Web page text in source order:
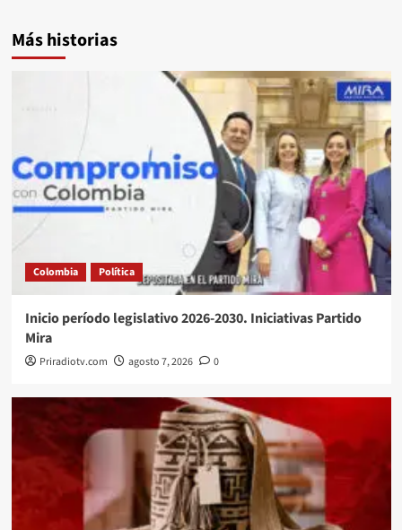
Más historias
Colombia Política
Inicio período legislativo 2026-2030. Iniciativas Partido
Mira
Priradiotv.com agosto 7, 2026 0